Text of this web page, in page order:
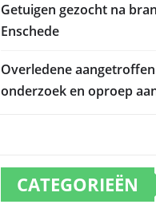
Getuigen gezocht na
Enschede
Overledene
onderzoek en oproep
CATEGORIEËN